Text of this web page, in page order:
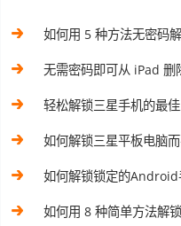
如何用 5 种方法无密码
无需密码即可从 iPad 删
轻松解锁三星手机的最
如何解锁三星平板电脑
如何解锁锁定的
如何用 8 种简单方法解